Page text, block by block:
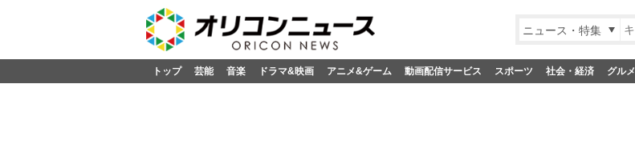
ニュース・特集
トップ 芸能 音楽 ドラマ&映画 アニメ&ゲーム 動画配信サービス スポーツ 社会・経済 グルメ